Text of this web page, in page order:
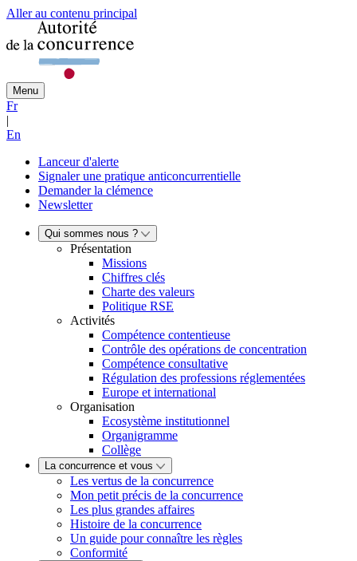
Aller au contenu principal
Menu
Fr
|
En
Lanceur d'alerte
Signaler une pratique anticoncurrentielle
Demander la clémence
Newsletter
Qui sommes nous ?
Présentation
Missions
Chiffres clés
Charte des valeurs
Politique RSE
Activités
Compétence contentieuse
Contrôle des opérations de concentration
Compétence consultative
Régulation des professions réglementées
Europe et international
Organisation
Ecosystème institutionnel
Organigramme
Collège
La concurrence et vous
Les vertus de la concurrence
Mon petit précis de la concurrence
Les plus grandes affaires
Histoire de la concurrence
Un guide pour connaître les règles
Conformité